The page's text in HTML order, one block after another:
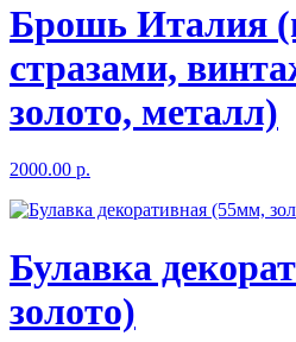
Брошь Италия
стразами,
золото, металл)
2000.00 р.
Булавка
золото)